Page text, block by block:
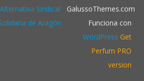
Alternativa Sindical
de Aragón
GalussoThemes.com
Funciona con
WordPress Get
Perfum PRO
version